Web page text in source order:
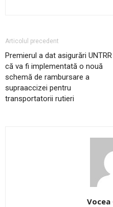
Articolul precedent
Premierul a dat asigurări UNTRR
că va fi implementată o nouă
schemă de rambursare a
supraaccizei pentru
transportatorii rutieri